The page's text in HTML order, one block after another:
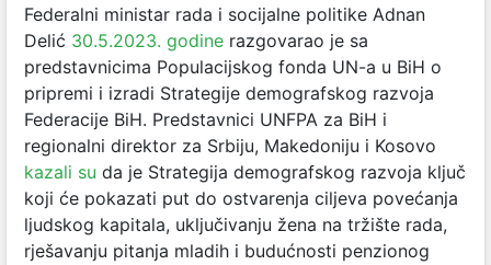
Federalni ministar rada i socijalne politike Adnan
Delić 30.5.2023. godine razgovarao je sa
predstavnicima Populacijskog fonda UN-a u BiH o
pripremi i izradi Strategije demografskog razvoja
Federacije BiH. Predstavnici UNFPA za BiH i
regionalni direktor za Srbiju, Makedoniju i Kosovo
kazali su da je Strategija demografskog razvoja ključ
koji će pokazati put do ostvarenja ciljeva povećanja
ljudskog kapitala, uključivanju žena na tržište rada,
rješavanju pitanja mladih i budućnosti penzionog